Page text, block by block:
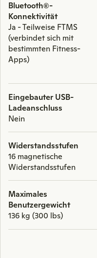
Bluetooth®-
Konnektivität
Ja - Teilweise FTMS
(verbindet sich mit
bestimmten Fitness-
Apps)
Eingebauter USB-
Ladeanschluss
Nein
Widerstandsstufen
16 magnetische
Widerstandsstufen
Maximales
Benutzergewicht
136 kg (300 lbs)